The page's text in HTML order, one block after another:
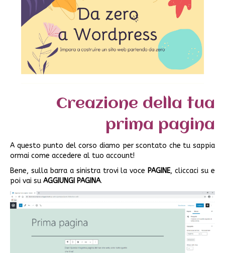
Creazione della tua
prima pagina
A questo punto del corso diamo per scontato che tu sappia
ormai come accedere al tuo account!
Bene, sulla barra a sinistra trovi la voce PAGINE, cliccaci su e
poi vai su AGGIUNGI PAGINA.